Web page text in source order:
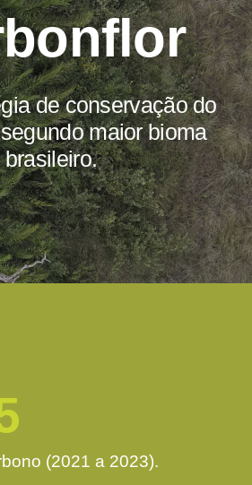
de conservação do
maior bioma
brasileiro.
(2021 a 2023).